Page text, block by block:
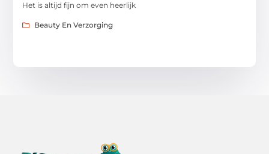
Het is altijd fijn om even heerlijk
Beauty En Verzorging